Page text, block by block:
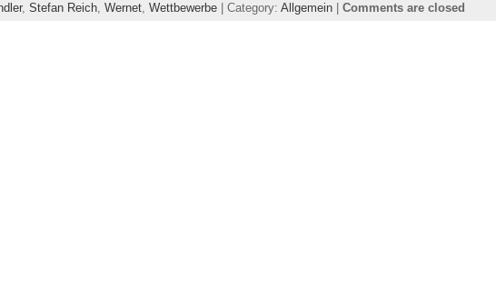
, Stefan Reich, Wernet, Wettbewerbe| Category: Allgemein| Comments are closed